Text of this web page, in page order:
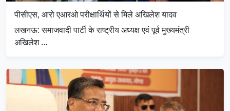
पीसीएस, आरो एआरओ परीक्षार्थियों से मिले अखिलेश यादव
लखनऊ: समाजवादी पार्टी के राष्ट्रीय अध्यक्ष एवं पूर्व मुख्यमंत्री
अखिलेश …